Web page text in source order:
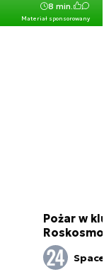
Materiał sponsorowany
8 min.
Pożar w